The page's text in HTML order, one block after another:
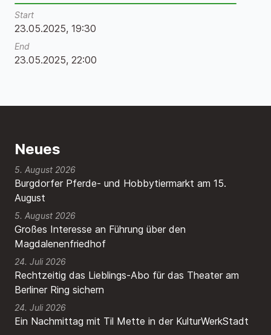
Start
23.05.2025, 19:30
End
23.05.2025, 22:00
Neues
Burgdorfer Pferde- und Hobbytiermarkt am 15.
August
5. August 2026
Großes Interesse an Führung über den
Magdalenenfriedhof
5. August 2026
Rechtzeitig das Lieblings-Abo für das Theater am
Berliner Ring sichern
24. Juli 2026
Ein Nachmittag mit Til Mette in der KulturWerkStadt
24. Juli 2026